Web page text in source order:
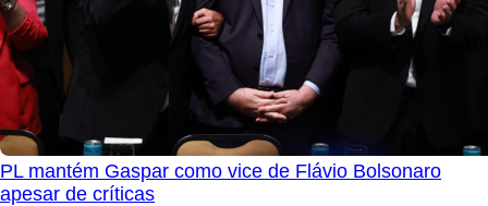
PL mantém Gaspar como vice de Flávio Bolsonaro
apesar de críticas